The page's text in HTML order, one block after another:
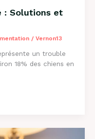
: Solutions et
/ Vernon13
un trouble
18% des chiens en